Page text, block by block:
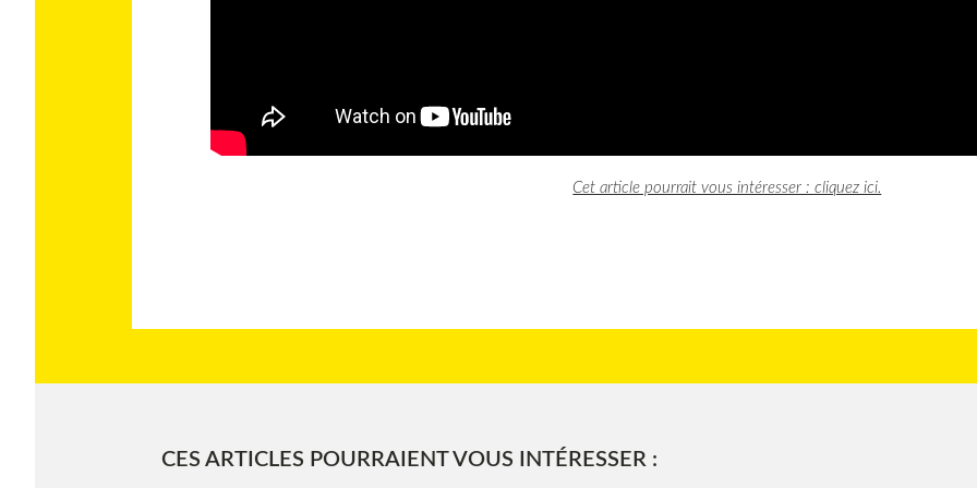
Cet article pourrait vous intéresser : cliquez ici.
CES ARTICLES POURRAIENT VOUS INTÉRESSER :